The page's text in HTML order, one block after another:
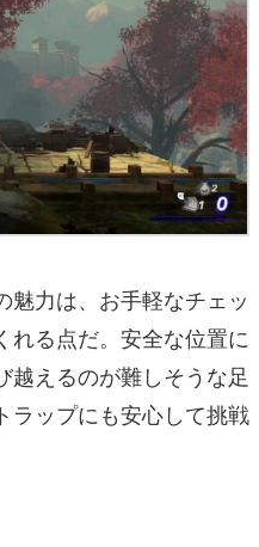
力は、お手軽なチェッ
れる点だ。安全な位置に
越えるのが難しそうな足
ラップにも安心して挑戦